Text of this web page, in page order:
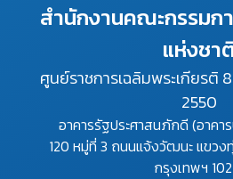
สำนักงานคณะกรรมก
แห่งชา
ศูนย์ราชการเฉลิมพระเกียรติ
2550
อาคารรัฐประศาสนภักดี (อาค
120 หมู่ที่ 3 ถนนแจ้งวัฒนะ แขว
กรุงเทพฯ